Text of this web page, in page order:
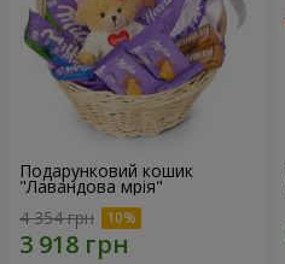
Подарунковий кошик
"Лавандова мрія"
4 354 грн